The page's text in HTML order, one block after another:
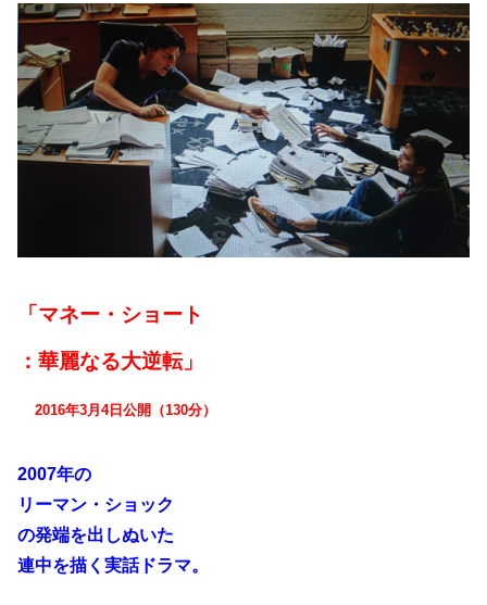
「マネー・ショート
：華麗なる大逆転」
2016年3月4日公開（130分）
2007年の
リーマン・ショック
の発端を出しぬいた
連中を描く実話ドラマ。